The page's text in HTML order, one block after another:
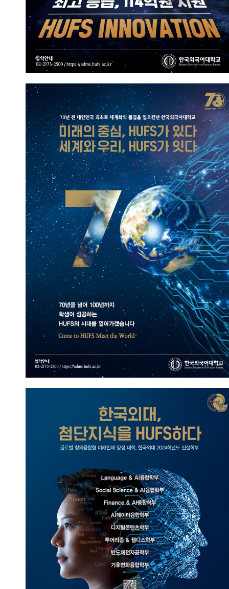
미래의 중심, HUFS가 있다
세계와 우리, HUFS가 잇다
2024.04.30
총관리자
한국외대, 첨단지식을 HUFS하다
2023.09.13
총관리자